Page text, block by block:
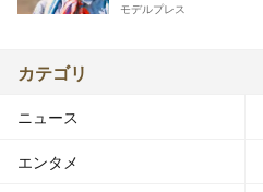
モデルプレス
カテゴリ
ニュース
エンタメ